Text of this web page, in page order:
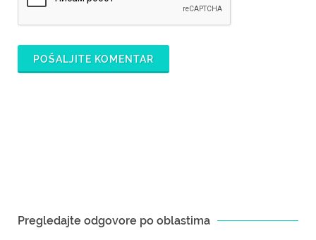
POŠALJITE KOMENTAR
Pregledajte odgovore po oblastima